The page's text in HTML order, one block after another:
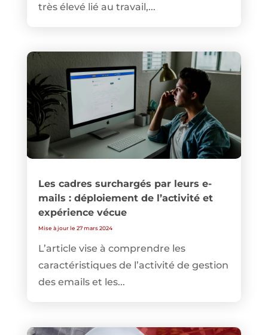
très élevé lié au travail,...
Les cadres surchargés par leurs e-
mails : déploiement de l’activité et
expérience vécue
Mise à jour le 27 mars 2024
L’article vise à comprendre les
caractéristiques de l’activité de gestion
des emails et les...